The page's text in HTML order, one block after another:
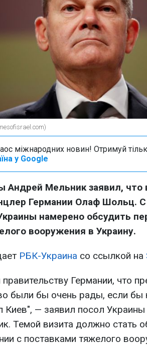
міжнародних новин! Отримуй
у Google
Андрей Мельник заявил, что
Германии Олаф Шольц.
намерено обсудить
вооружения в Украину.
РБК-Украина со ссылкой на
Германии, что
были бы очень рады, если
Киев", — заявил посол
Темой визита должно стать
с поставками тяжелого